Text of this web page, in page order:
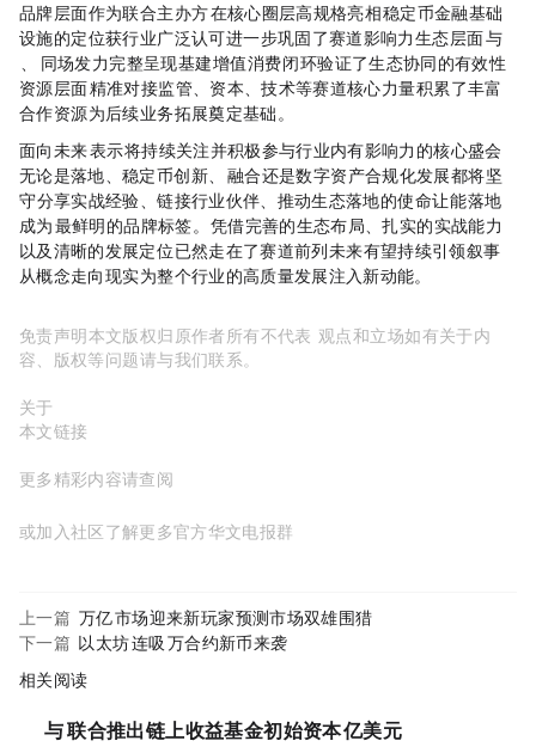
品牌层面，作为联合主办方，SFI在RWA核心圈层高规格亮相，“稳定币金融基础
设施”的定位获行业广泛认可，进一步巩固了赛道影响力；生态层面，SFI与COPX
DAO、Caviar同场发力，完整呈现“基建+增值+消费”闭环，验证了生态协同的有效性；
资源层面，SFI精准对接监管、资本、技术等赛道核心力量，积累了丰富
合作资源，为后续业务拓展奠定基础。
面向未来，SFI表示，将持续关注并积极参与行业内有影响力的核心盛会，
无论是RWA落地、稳定币创新、AI+Web3融合，还是数字资产合规化发展，都将坚
守“分享实战经验、链接行业伙伴、推动生态落地”的使命，让“能落地”
成为SFI最鲜明的品牌标签。SFI凭借完善的生态布局、扎实的实战能力
以及清晰的发展定位，已然走在了赛道前列，未来有望持续引领RWA叙事
从概念走向现实，为整个行业的高质量发展注入新动能。
免责声明：本文版权归原作者所有，不代表MyToken 观点和立场；如有关于内
容、版权等问题，请与我们联系。
关于MyToken：
本文链接：
更多精彩内容请查阅
或加入社区了解更多MyToken-官方华文电报群
上一篇: 3万亿Perp市场迎来新玩家：预测市场双雄围猎Hyperliquid
下一篇: 以太坊ETF连吸4300万，合约新币来袭
相关阅读
Galaxy Digital与Sharplink联合推出链上收益基金，初始资本1.25亿美元